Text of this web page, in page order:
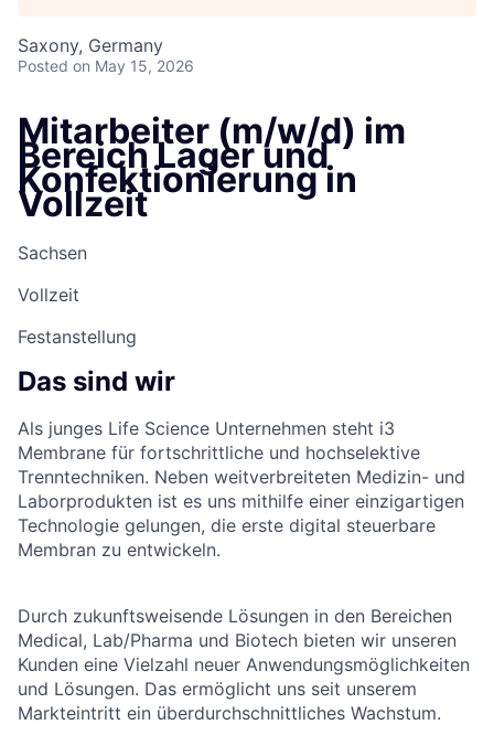
Saxony, Germany
Posted on May 15, 2026
Mitarbeiter (m/w/d) im
Bereich Lager und
Konfektionierung in
Vollzeit
Sachsen
Vollzeit
Festanstellung
Das sind wir
Als junges Life Science Unternehmen steht i3
Membrane für fortschrittliche und hochselektive
Trenntechniken. Neben weitverbreiteten Medizin- und
Laborprodukten ist es uns mithilfe einer einzigartigen
Technologie gelungen, die erste digital steuerbare
Membran zu entwickeln.
Durch zukunftsweisende Lösungen in den Bereichen
Medical, Lab/Pharma und Biotech bieten wir unseren
Kunden eine Vielzahl neuer Anwendungsmöglichkeiten
und Lösungen. Das ermöglicht uns seit unserem
Markteintritt ein überdurchschnittliches Wachstum.